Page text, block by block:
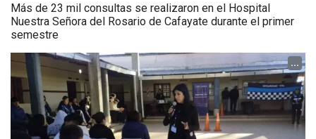
Más de 23 mil consultas se realizaron en el Hospital
Nuestra Señora del Rosario de Cafayate durante el primer
semestre
...